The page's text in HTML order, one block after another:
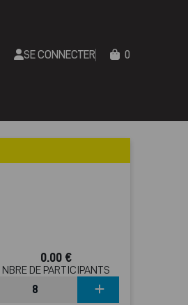
SE CONNECTER 0
0.00 €
NBRE DE PARTICIPANTS